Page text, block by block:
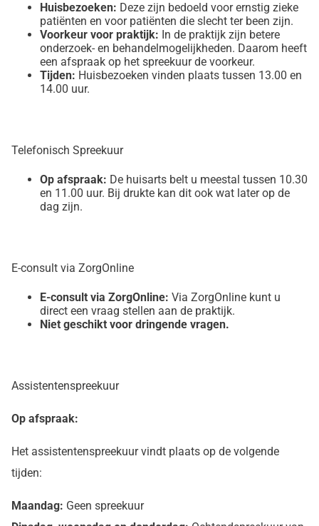
Huisbezoeken: Deze zijn bedoeld voor ernstig zieke
patiënten en voor patiënten die slecht ter been zijn.
Voorkeur voor praktijk: In de praktijk zijn betere
onderzoek- en behandelmogelijkheden. Daarom heeft
een afspraak op het spreekuur de voorkeur.
Tijden: Huisbezoeken vinden plaats tussen 13.00 en
14.00 uur.
Telefonisch Spreekuur
Op afspraak: De huisarts belt u meestal tussen 10.30
en 11.00 uur. Bij drukte kan dit ook wat later op de
dag zijn.
E-consult via ZorgOnline
E-consult via ZorgOnline: Via ZorgOnline kunt u
direct een vraag stellen aan de praktijk.
Niet geschikt voor dringende vragen.
Assistentenspreekuur
Op afspraak:
Het assistentenspreekuur vindt plaats op de volgende
tijden:
Maandag: Geen spreekuur